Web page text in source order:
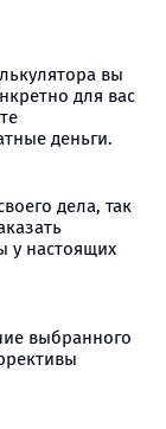
вы
для вас
деньги.
дела, так
у настоящих
выбранного